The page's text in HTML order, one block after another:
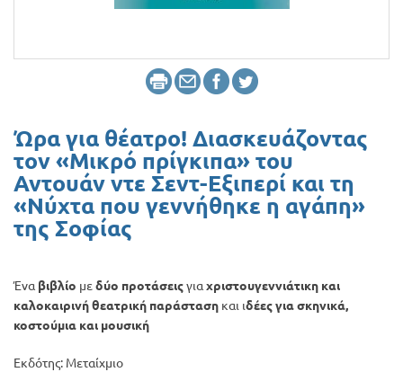
Ώρα για θέατρο! Διασκευάζοντας
τον «Μικρό πρίγκιπα» του
Αντουάν ντε Σεντ-Εξιπερί και τη
«Νύχτα που γεννήθηκε η αγάπη»
της Σοφίας
Ένα βιβλίο μεδύο προτάσειςγιαχριστουγεννιάτικη και
καλοκαιρινή θεατρική παράσταση και ιδέες για σκηνικά,
κοστούμια και μουσική
Εκδότης: Μεταίχμιο